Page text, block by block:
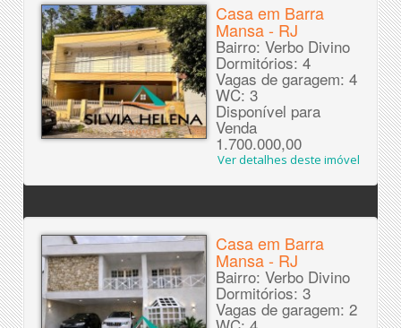
Casa em Barra
Mansa - RJ
Bairro: Verbo Divino
Dormitórios: 4
Vagas de garagem: 4
WC: 3
Disponível para
Venda
1.700.000,00
Ver detalhes deste imóvel
Casa em Barra
Mansa - RJ
Bairro: Verbo Divino
Dormitórios: 3
Vagas de garagem: 2